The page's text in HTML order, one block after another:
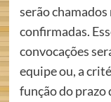
serão chamados
confirmadas.
convocações
equipe ou, a
função do prazo